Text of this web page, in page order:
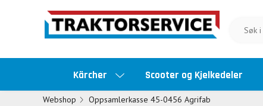
Kärcher Scooter og Kjelkedeler
Webshop Oppsamlerkasse 45-0456 Agrifab